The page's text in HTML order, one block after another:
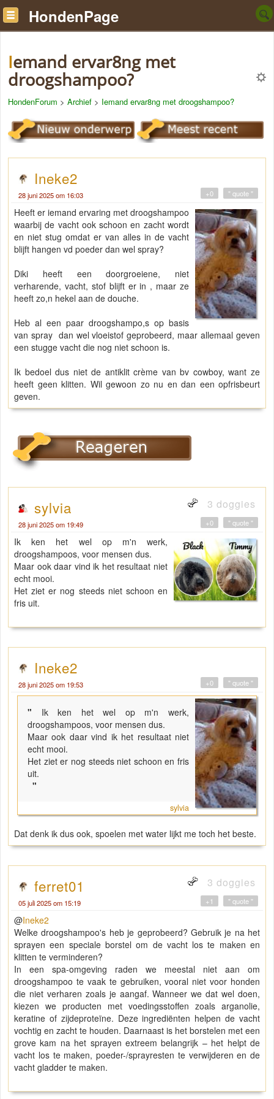
HondenPage
Iemand ervar8ng met
droogshampoo?
HondenForum > Archief > Iemand ervar8ng met droogshampoo?
Ineke2
28 juni 2025 om 16:03 " quote "
+0
Heeft er iemand ervaring met droogshampoo
waarbij de vacht ook schoon en zacht wordt
en niet stug omdat er van alles in de vacht
blijft hangen vd poeder dan wel spray?
Diki heeft een doorgroeiene, niet
verharende, vacht, stof blijft er in , maar ze
heeft zo,n hekel aan de douche.
Heb al een paar droogshampo,s op basis
van spray dan wel vloeistof geprobeerd, maar allemaal geven
een stugge vacht die nog niet schoon is.
Ik bedoel dus niet de antiklit crème van bv cowboy, want ze
heeft geen klitten. Wil gewoon zo nu en dan een opfrisbeurt
geven.
sylvia 3 doggies
28 juni 2025 om 19:49 " quote "
+0
Ik ken het wel op m'n werk,
droogshampoos, voor mensen dus.
Maar ook daar vind ik het resultaat niet
echt mooi.
Het ziet er nog steeds niet schoon en
fris uit.
Ineke2
28 juni 2025 om 19:53 " quote "
+0
" Ik ken het wel op m'n werk,
droogshampoos, voor mensen dus.
Maar ook daar vind ik het resultaat niet
echt mooi.
Het ziet er nog steeds niet schoon en fris
uit.
"
sylvia
Dat denk ik dus ook, spoelen met water lijkt me toch het beste.
ferret01 3 doggies
05 juli 2025 om 15:19 " quote "
+1
@Ineke2
Welke droogshampoo's heb je geprobeerd? Gebruik je na het
sprayen een speciale borstel om de vacht los te maken en
klitten te verminderen?
In een spa-omgeving raden we meestal niet aan om
droogshampoo te vaak te gebruiken, vooral niet voor honden
die niet verharen zoals je aangaf. Wanneer we dat wel doen,
kiezen we producten met voedingsstoffen zoals arganolie,
keratine of zijdeproteïne. Deze ingrediënten helpen de vacht
vochtig en zacht te houden. Daarnaast is het borstelen met een
grove kam na het sprayen extreem belangrijk – het helpt de
vacht los te maken, poeder-/sprayresten te verwijderen en de
vacht gladder te maken.